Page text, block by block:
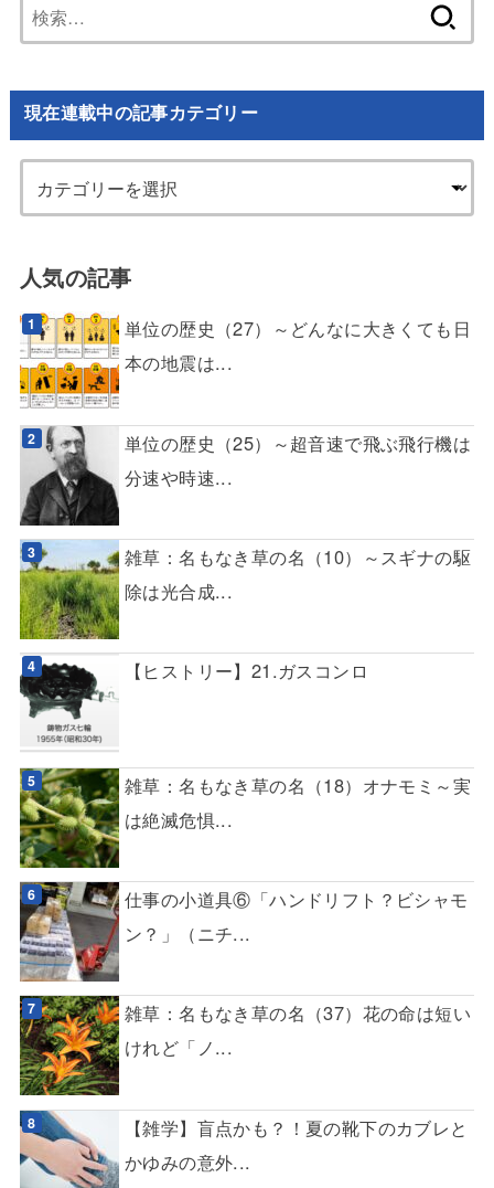
索:
現在連載中の記事カテゴリー
人気の記事
単位の歴史（27）～どんなに大きくても日
本の地震は...
単位の歴史（25）～超音速で飛ぶ飛行機は
分速や時速...
雑草：名もなき草の名（10）～スギナの駆
除は光合成...
【ヒストリー】21.ガスコンロ
雑草：名もなき草の名（18）オナモミ～実
は絶滅危惧...
仕事の小道具⑥「ハンドリフト？ビシャモ
ン？」（ニチ...
雑草：名もなき草の名（37）花の命は短い
けれど「ノ...
【雑学】盲点かも？！夏の靴下のカブレと
かゆみの意外...